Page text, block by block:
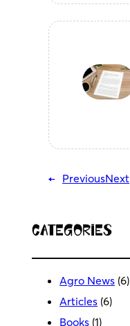
← PreviousNext
Categories
Agro News (6)
Articles (6)
Books (1)